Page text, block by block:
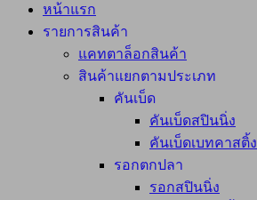
หน้าแรก
รายการสินค้า
แคทตาล็อกสินค้า
สินค้าแยกตามประเภท
คันเบ็ด
คันเบ็ดสปินนิ่ง
คันเบ็ดเบทคาสติ้ง
รอกตกปลา
รอกสปินนิ่ง